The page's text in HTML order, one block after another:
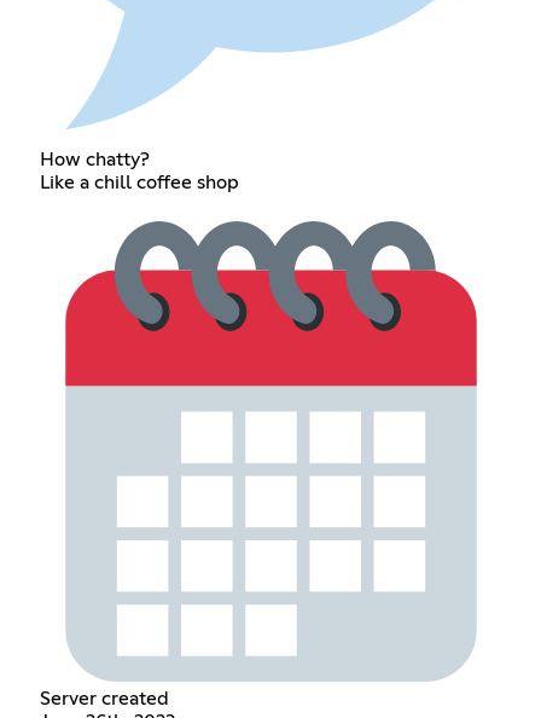
How chatty?
Like a chill coffee shop
Server created